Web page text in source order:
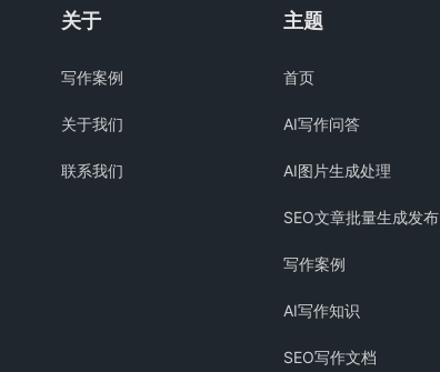
关于
写作案例
关于我们
联系我们
主题
首页
AI写作问答
AI图片生成处理
SEO文章批量生成发布
写作案例
AI写作知识
SEO写作文档